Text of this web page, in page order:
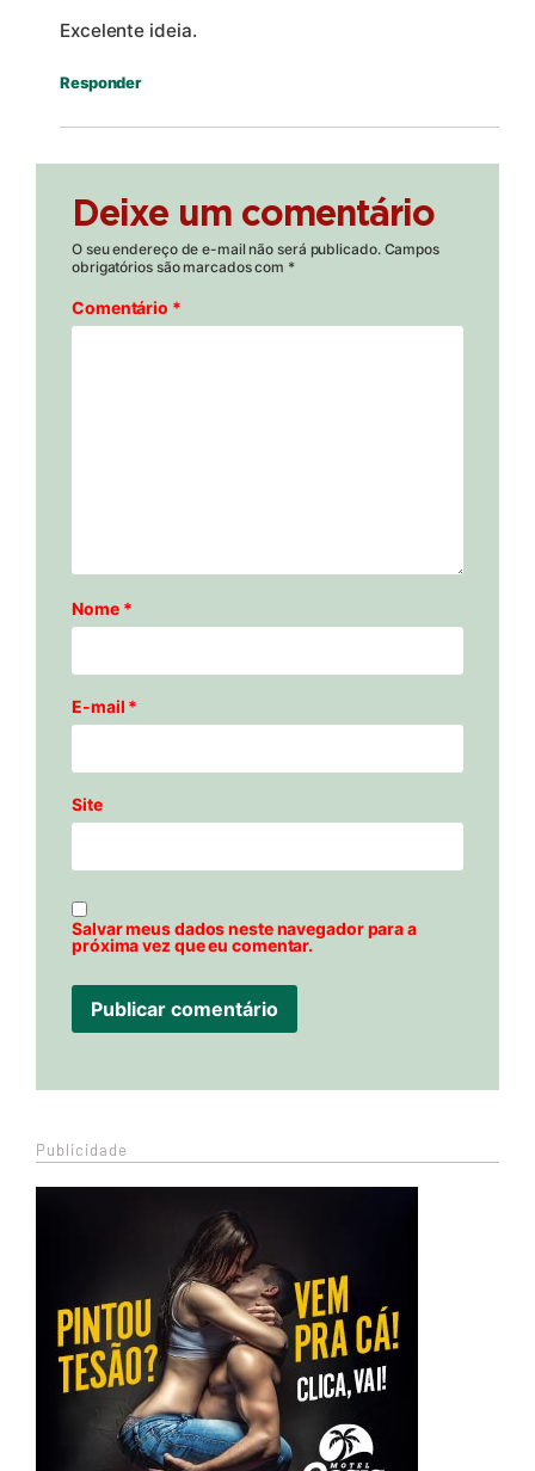
Excelente ideia.
Responder
Deixe um comentário
O seu endereço de e-mail não será publicado. Campos
obrigatórios são marcados com *
Comentário *
Nome *
E-mail *
Site
Salvar meus dados neste navegador para a
próxima vez que eu comentar.
Publicidade